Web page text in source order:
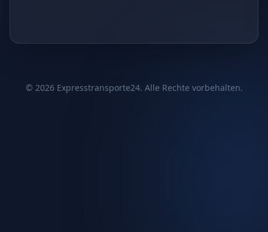
© 2026Expresstransporte24. Alle Rechte vorbehalten.